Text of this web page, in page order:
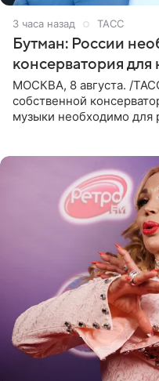
3 часа назад ТАСС
Бутман: России
консерватория
МОСКВА, 8 августа. /
собственной
музыки необходимо для